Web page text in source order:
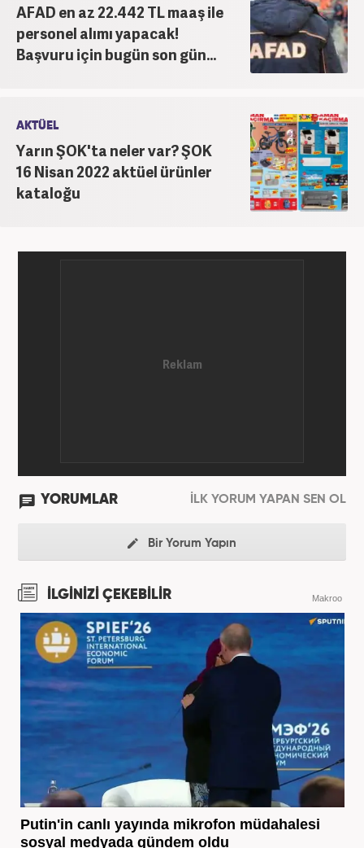
AFAD en az 22.442 TL maaş ile
personel alımı yapacak!
Başvuru için bugün son gün...
AKTÜEL
Yarın ŞOK'ta neler var? ŞOK
16 Nisan 2022 aktüel ürünler
kataloğu
YORUMLAR İLK YORUM YAPAN SEN OL
Bir Yorum Yapın
İLGİNİZİ ÇEKEBİLİR Makroo
Putin'in canlı yayında mikrofon müdahalesi
sosyal medyada gündem oldu